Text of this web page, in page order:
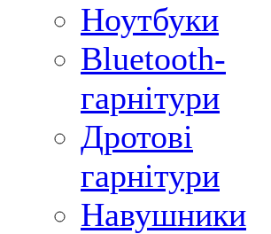
Ноутбуки
Bluetooth-
гарнітури
Дротові
гарнітури
Навушники